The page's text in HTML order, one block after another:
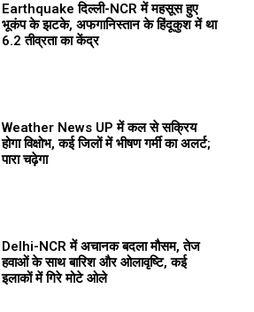
Earthquake दिल्ली-NCR में महसूस हुए
भूकंप के झटके, अफगानिस्तान के हिंदूकुश में था
6.2 तीव्रता का केंद्र
Weather News UP में कल से सक्रिय
होगा विक्षोभ, कई जिलों में भीषण गर्मी का अलर्ट;
पारा चढ़ेगा
Delhi-NCR में अचानक बदला मौसम, तेज
हवाओं के साथ बारिश और ओलावृष्टि, कई
इलाकों में गिरे मोटे ओले